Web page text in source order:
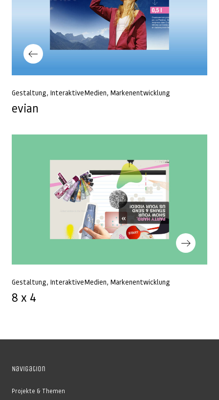
Vorheriger Beitrag
Gestaltung InteraktiveMedien Markenentwicklung
evian
Nächster Beitrag
Gestaltung InteraktiveMedien Markenentwicklung
8 x 4
Navigation
Projekte & Themen